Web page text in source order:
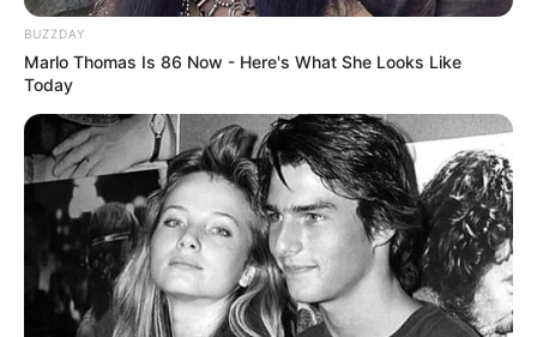
TAGS
ΑΛΙΒΕΡΙ ΝΕΑ
BUZZDAY
Marlo Thomas Is 86 Now - Here's What She Looks Like
Today